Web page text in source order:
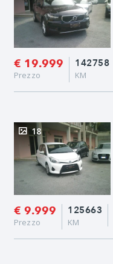
€ 19.999
Prezzo
142758
KM
18
€ 9.999
Prezzo
125663
KM